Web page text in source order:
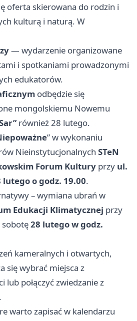
oferta skierowana do rodzin i
kulturą i naturą. W
— wydarzenie organizowane
i spotkaniami prowadzonymi
edukatorów.
odbędzie się
mongolskiemu Nowemu
również 28 lutego.
” w wykonaniu
Nieinstytucjonalnych STeN
Forum Kultury przy ul.
lutego o godz. 19.00.
– wymiana ubrań w
Edukacji Klimatycznej przy
sobotę28 lutego w godz.
kameralnych i otwartych,
się wybrać miejsca z
lub połączyć zwiedzanie z
warto zapisać w kalendarzu